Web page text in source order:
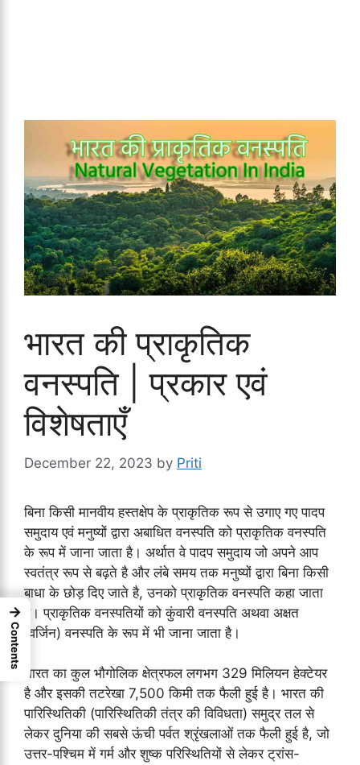
भारत की प्राकृतिक
वनस्पति | प्रकार एवं
विशेषताएँ
December 22, 2023 by Priti
बिना किसी मानवीय हस्तक्षेप के प्राकृतिक रूप से उगाए गए पादप
समुदाय एवं मनुष्यों द्वारा अबाधित वनस्पति को प्राकृतिक वनस्पति
के रूप में जाना जाता है। अर्थात वे पादप समुदाय जो अपने आप
स्वतंत्र रूप से बढ़ते है और लंबे समय तक मनुष्यों द्वारा बिना किसी
बाधा के छोड़ दिए जाते है, उनको प्राकृतिक वनस्पति कहा जाता
है। प्राकृतिक वनस्पतियों को कुंवारी वनस्पति अथवा अक्षत
(वर्जिन) वनस्पति के रूप में भी जाना जाता है।
भारत का कुल भौगोलिक क्षेत्रफल लगभग 329 मिलियन हेक्टेयर
है और इसकी तटरेखा 7,500 किमी तक फैली हुई है। भारत की
पारिस्थितिकी (पारिस्थितिकी तंत्र की विविधता) समुद्र तल से
लेकर दुनिया की सबसे ऊंची पर्वत श्रृंखलाओं तक फैली हुई है, जो
उत्तर-पश्चिम में गर्म और शुष्क परिस्थितियों से लेकर ट्रांस-
→
Contents